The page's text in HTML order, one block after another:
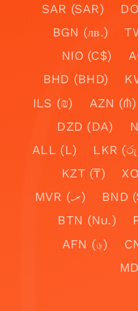
SAR (SAR)
BGN (лв.)
NIO (C$)
BHD (BHD)
ILS (₪)
AZN (₼)
DZD (DA)
ALL (L)
LKR
KZT (₸)
MVR (.ރ)
BND
BTN (Nu.)
AFN (؋)